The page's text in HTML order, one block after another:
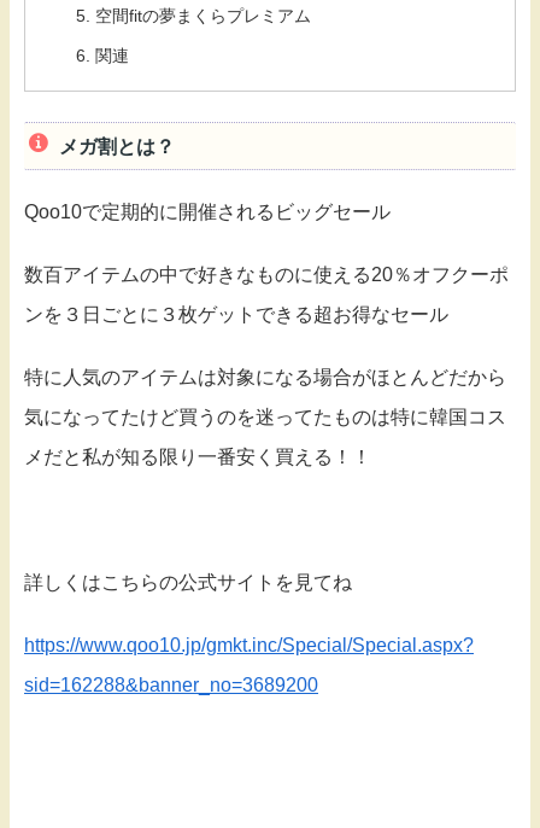
空間fitの夢まくらプレミアム
関連
メガ割とは？
Qoo10で定期的に開催されるビッグセール
数百アイテムの中で好きなものに使える20％オフクーポ
ンを３日ごとに３枚ゲットできる超お得なセール
特に人気のアイテムは対象になる場合がほとんどだから
気になってたけど買うのを迷ってたものは特に韓国コス
メだと私が知る限り一番安く買える！！
詳しくはこちらの公式サイトを見てね
https://www.qoo10.jp/gmkt.inc/Special/Special.aspx?
sid=162288&banner_no=3689200